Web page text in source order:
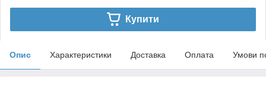
Купити
Опис Характеристики Доставка Оплата Умови